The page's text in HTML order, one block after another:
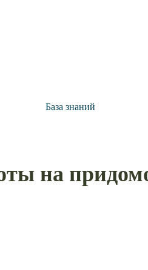
База знаний
на